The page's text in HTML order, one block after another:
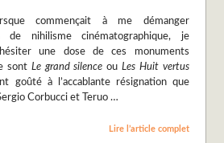
commençait à me démanger
de nihilisme cinématographique, je
hésiter une dose de ces monuments
sont Le grand silence ou Les Huit vertus
goûté à l’accablante résignation que
Corbucci et Teruo …
Lire l’article complet